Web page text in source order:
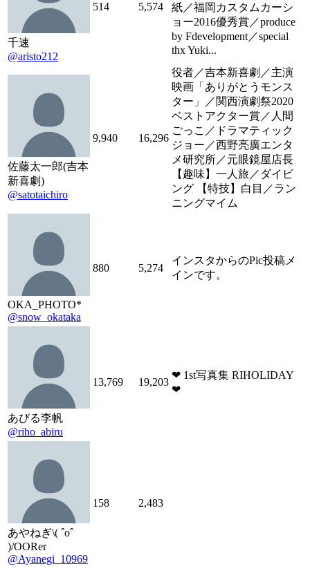
千速
@aristo212
514 5,574
紙／福岡カスタムカーシ
ョー2016優秀賞／produce
by Fdevelopment／special
thx Yuki...
佐藤太一郎(吉本
新喜劇)
@satotaichiro
9,940 16,296
役者／吉本新喜劇／主演
映画「ありがとうモンス
ター」／関西演劇祭2020
ベストアクター賞／人間
ごっこ／ドラマティック
ジョー／西野亮廣エンタ
メ研究所／元眼鏡屋店長
【趣味】一人旅／ダイビ
ング 【特技】白目／ラン
ニングマイム
OKA_PHOTO*
@snow_okataka
880 5,274
インスタからのPic投稿メ
インです。
あびる李帆
@riho_abiru
13,769 19,203
❤︎ 1st写真集 RIHOLIDAY
❤︎
あやねぎ\( ˆoˆ
)/OORer
@Ayanegi_10969
158 2,483